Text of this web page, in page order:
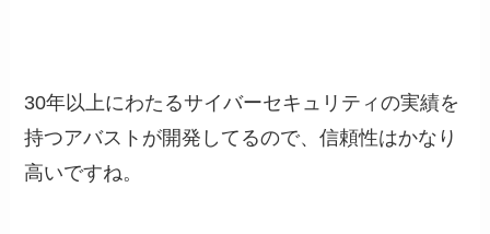
30年以上にわたるサイバーセキュリティの実績を
持つアバストが開発してるので、信頼性はかなり
高いですね。